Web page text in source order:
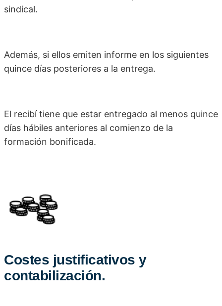
sindical.
Además, si ellos emiten informe en los siguientes
quince días posteriores a la entrega.
El recibí tiene que estar entregado al menos quince
días hábiles anteriores al comienzo de la
formación bonificada.
Costes justificativos y
contabilización.